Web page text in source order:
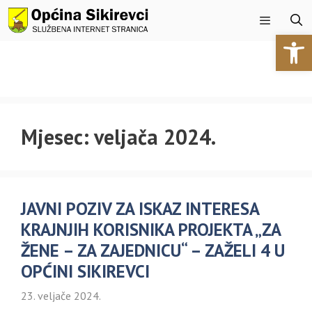
Preskoči
na
Izbornik
Mjesec:veljača 2024.
JAVNI POZIV ZA ISKAZ INTERESA
KRAJNJIH KORISNIKA PROJEKTA „ZA
ŽENE – ZA ZAJEDNICU“ – ZAŽELI 4 U
OPĆINI SIKIREVCI
23. veljače 2024.